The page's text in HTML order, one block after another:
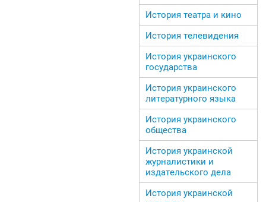
История театра и кино
История телевидения
История украинского
государства
История украинского
литературного языка
История украинского
общества
История украинской
журналистики и
издательского дела
История украинской